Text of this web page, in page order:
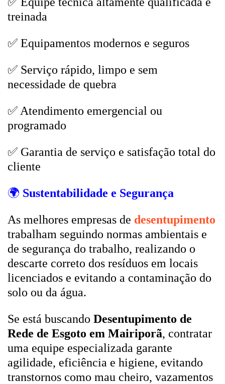
treinada
✅ Equipamentos modernos e seguros
✅ Serviço rápido, limpo e sem
necessidade de quebra
✅ Atendimento emergencial ou
programado
✅ Garantia de serviço e satisfação total do
cliente
🌍 Sustentabilidade e Segurança
As melhores empresas de desentupimento
trabalham seguindo normas ambientais e
de segurança do trabalho, realizando o
descarte correto dos resíduos em locais
licenciados e evitando a contaminação do
solo ou da água.
Se está buscando Desentupimento de
Rede de Esgoto em Mairiporã, contratar
uma equipe especializada garante
agilidade, eficiência e higiene, evitando
transtornos como mau cheiro, vazamentos